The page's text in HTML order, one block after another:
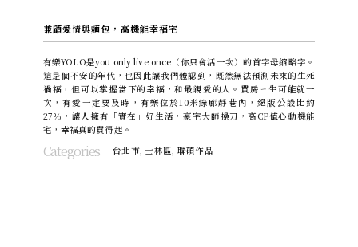
兼顧愛情與麵包，高機能幸福宅
有樂YOLO是you only live once（你只會活一次）的首字母縮略字。
這是個不安的年代，也因此讓我們體認到，既然無法預測未來的生死
禍福，但可以掌握當下的幸福，和最親愛的人。買房ㄧ生可能就一
次，有愛一定要及時，有樂位於10米綠廊靜巷內，絕版公設比約
27％，讓人擁有「實在」好生活，豪宅大師操刀，高CP值心動機能
宅，幸福真的買得起。
Categories 台北市, 士林區, 聯碩作品